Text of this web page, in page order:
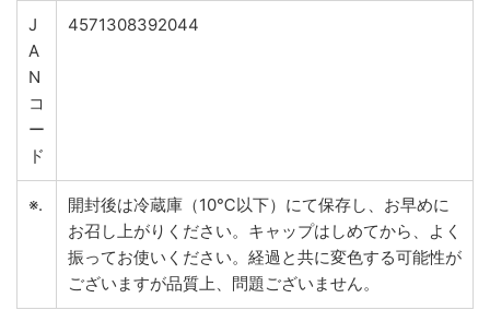
J
A
N
コ
ー
ド
4571308392044
※.
開封後は冷蔵庫（10℃以下）にて保存し、お早めに
お召し上がりください。キャップはしめてから、よく
振ってお使いください。経過と共に変色する可能性が
ございますが品質上、問題ございません。